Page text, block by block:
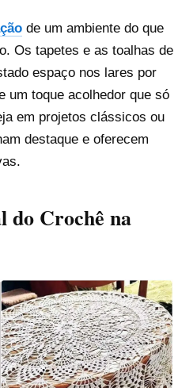
de um ambiente do que
Os tapetes e as toalhas de
espaço nos lares por
um toque acolhedor que só
em projetos clássicos ou
destaque e oferecem
do Crochê na